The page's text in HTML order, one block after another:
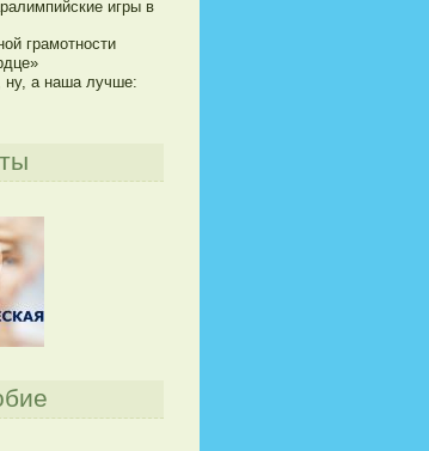
игры в
грамотности
ну, а наша лучше: